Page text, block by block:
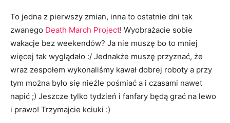
To jedna z pierwszy zmian, inna to ostatnie dni tak
zwanego Death March Project! Wyobrażacie sobie
wakacje bez weekendów? Ja nie muszę bo to mniej
więcej tak wyglądało :/ Jednakże muszę przyznać, że
wraz zespołem wykonaliśmy kawał dobrej roboty a przy
tym można było się nieźle pośmiać a i czasami nawet
napić ;) Jeszcze tylko tydzień i fanfary będą grać na lewo
i prawo! Trzymajcie kciuki :)